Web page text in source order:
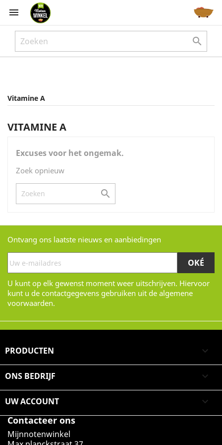


Vitamine A
VITAMINE A
Excuses voor het ongemak.
Zoek opnieuw

Ontvang ons laatste nieuws en aanbiedingen
U kunt op elk gewenst moment weer uitschrijven. Hiervoor
kunt u de contactgegevens gebruiken uit de algemene
voorwaarden.
PRODUCTEN 
ONS BEDRIJF 
UW ACCOUNT

Contacteer ons
Mijnnotenwinkel